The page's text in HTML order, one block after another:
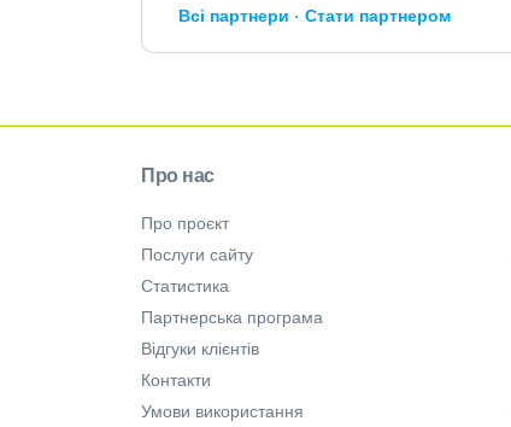
Всі партнери Стати партнером
Про нас
Про проєкт
Послуги сайту
Статистика
Партнерська програма
Відгуки клієнтів
Контакти
Умови використання